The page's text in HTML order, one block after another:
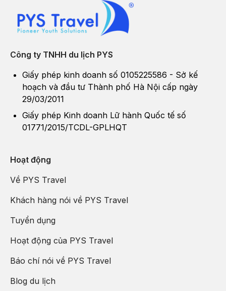
Công ty TNHH du lịch PYS
Giấy phép kinh doanh số 0105225586 - Sở kế
hoạch và đầu tư Thành phố Hà Nội cấp ngày
29/03/2011
Giấy phép Kinh doanh Lữ hành Quốc tế số
01771/2015/TCDL-GPLHQT
Hoạt động
Về PYS Travel
Khách hàng nói về PYS Travel
Tuyển dụng
Hoạt động của PYS Travel
Báo chí nói về PYS Travel
Blog du lịch